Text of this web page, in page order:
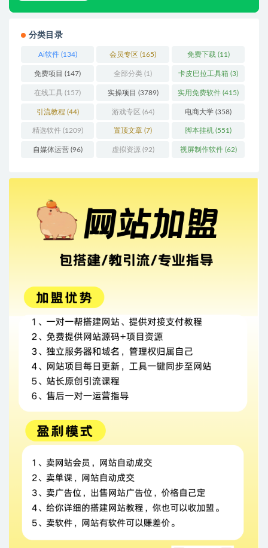
分类目录
Ai软件(134) 会员专区 (165) 免费下载 (11)
免费项目 (147) 全部分类 (1) 卡皮巴拉工具箱 (3)
在线工具 (157) 实操项目 (3789) 实用免费软件 (415)
引流教程 (44) 游戏专区 (64) 电商大学 (358)
精选软件(1209) 置顶文章 (7) 脚本挂机 (551)
自媒体运营(96) 虚拟资源 (92) 视屏制作软件(62)